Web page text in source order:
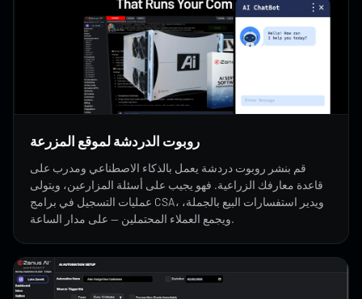
روبوت الدردشة لموقع المزرعة
قم بنشر روبوت دردشة يعمل بالذكاء الاصطناعي ومدرب على
قاعدة معارفك الزراعية. فهو يجيب على أسئلة المزارعين، ويتولى
عمليات التسجيل في برامج CSA، ويدير استفسارات البيع بالجملة،
ويجمع العملاء المحتملين — على مدار الساعة.